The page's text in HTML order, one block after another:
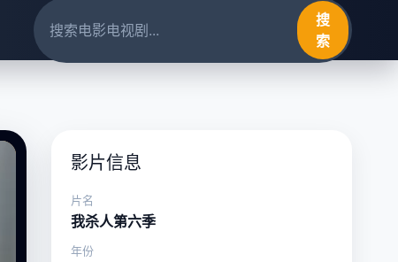
搜
索
影片信息
片名
我杀人第六季
年份